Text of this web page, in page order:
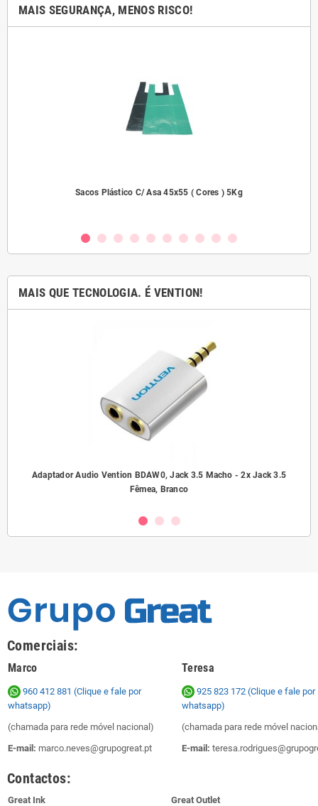
MAIS SEGURANÇA, MENOS RISCO!
Sacos Plástico C/ Asa 45x55 ( Cores ) 5Kg
MAIS QUE TECNOLOGIA. É VENTION!
Adaptador Audio Vention BDAW0, Jack 3.5 Macho - 2x Jack 3.5
Fêmea, Branco
Comerciais:
Marco Teresa
960 412 881 (Clique e fale por
whatsapp)
(chamada para rede móvel nacional)
E-mail: marco.neves@grupogreat.pt
925 823 172 (Clique e fale por
whatsapp)
(chamada para rede móvel
E-mail:
Contactos:
Great Ink
Great Outlet